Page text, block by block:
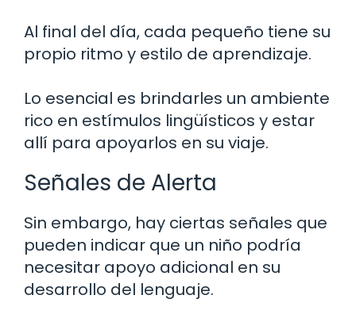
Al final del día, cada pequeño tiene su
propio ritmo y estilo de aprendizaje.
Lo esencial es brindarles un ambiente
rico en estímulos lingüísticos y estar
allí para apoyarlos en su viaje.
Señales de Alerta
Sin embargo, hay ciertas señales que
pueden indicar que un niño podría
necesitar apoyo adicional en su
desarrollo del lenguaje.